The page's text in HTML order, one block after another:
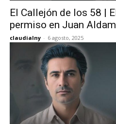
El Callejón de los 58 |
permiso en Juan
claudialny - 6 agosto, 2025